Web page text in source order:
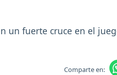
un fuerte cruce en el
Comparte en: